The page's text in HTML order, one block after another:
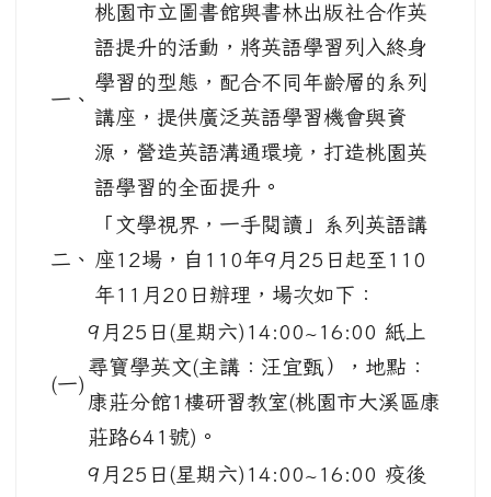
一、
桃園市立圖書館與書林出版社合作英
語提升的活動，將英語學習列入終身
學習的型態，配合不同年齡層的系列
講座，提供廣泛英語學習機會與資
源，營造英語溝通環境，打造桃園英
語學習的全面提升。
二、
「文學視界，一手閱讀」系列英語講
座12場，自110年9月25日起至110
年11月20日辦理，場次如下：
(一)
9月25日(星期六)14:00~16:00 紙上
尋寶學英文(主講：汪宜甄），地點：
康莊分館1樓研習教室(桃園市大溪區康
莊路641號)。
9月25日(星期六)14:00~16:00 疫後